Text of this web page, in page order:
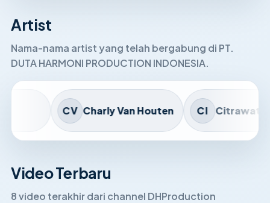
Artist
Nama-nama artist yang telah bergabung di PT.
DUTA HARMONI PRODUCTION INDONESIA.
Charly Van Houten CI Citrawati
Video Terbaru
8 video terakhir dari channel DHProduction